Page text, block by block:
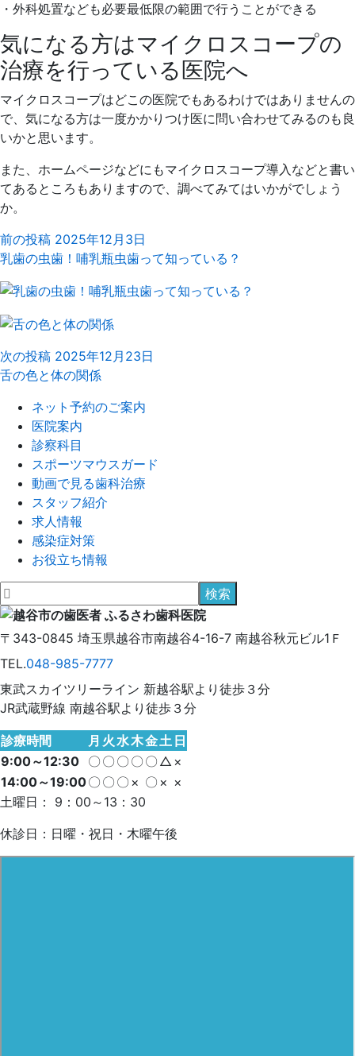
・外科処置なども必要最低限の範囲で行うことができる
気になる方はマイクロスコープの
治療を行っている医院へ
マイクロスコープはどこの医院でもあるわけではありませんの
で、気になる方は一度かかりつけ医に問い合わせてみるのも良
いかと思います。
また、ホームページなどにもマイクロスコープ導入などと書い
てあるところもありますので、調べてみてはいかがでしょう
か。
前の投稿 2025年12月3日
乳歯の虫歯！哺乳瓶虫歯って知っている？
次の投稿 2025年12月23日
舌の色と体の関係
ネット予約のご案内
医院案内
診察科目
スポーツマウスガード
動画で見る歯科治療
スタッフ紹介
求人情報
感染症対策
お役立ち情報
〒343-0845 埼玉県越谷市南越谷4-16-7 南越谷秋元ビル1Ｆ
TEL.048-985-7777
東武スカイツリーライン 新越谷駅より徒歩３分
JR武蔵野線 南越谷駅より徒歩３分
診療時間 月 火 水木金土 日
9:00～12:30 〇 〇 〇 〇 〇 △ ×
14:00～19:00〇 〇 〇 × 〇 × ×
土曜日： 9：00～13：30
休診日：日曜・祝日・木曜午後